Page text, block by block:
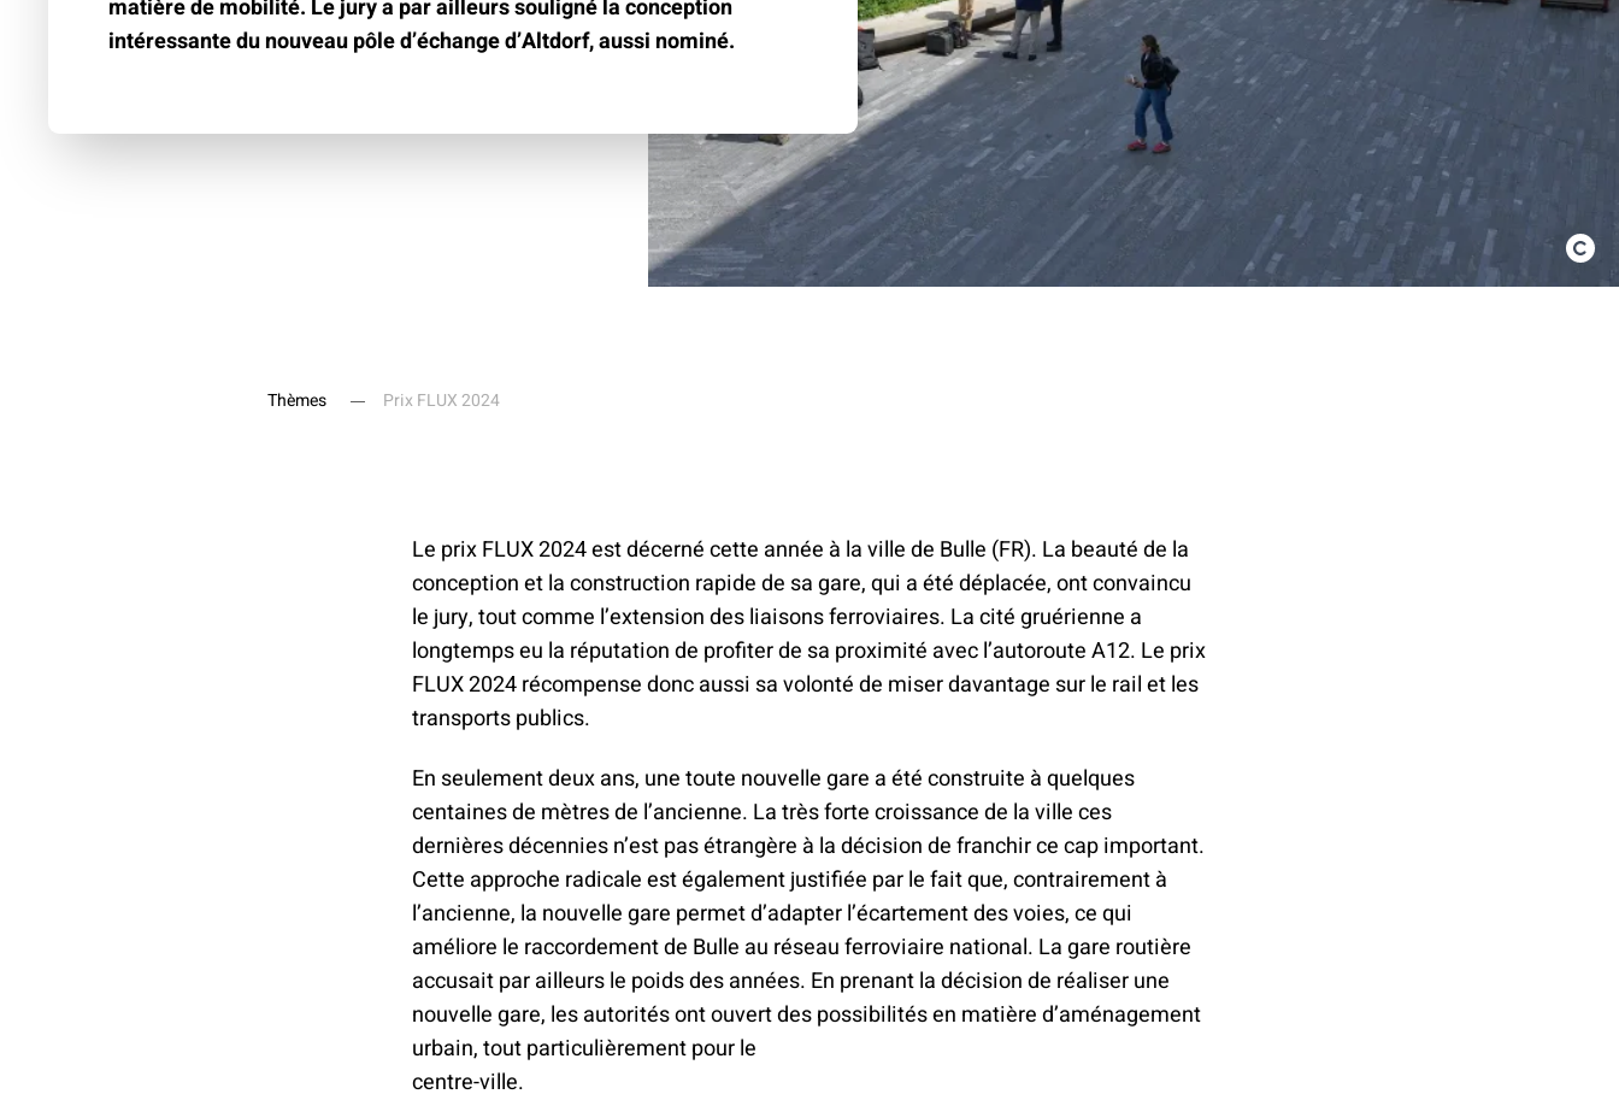
d'assurances
matière de mobilité. Le jury a par ailleurs souligné la conception
intéressante du nouveau pôle d’échange d’Altdorf, aussi nominé.
Thèmes Prix FLUX 2024
Le prix FLUX 2024 est décerné cette année à la ville de Bulle (FR). La beauté de la
conception et la construction rapide de sa gare, qui a été déplacée, ont convaincu
le jury, tout comme l’extension des liaisons ferroviaires. La cité gruérienne a
longtemps eu la réputation de profiter de sa proximité avec l’autoroute A12. Le prix
FLUX 2024 récompense donc aussi sa volonté de miser davantage sur le rail et les
transports publics.
En seulement deux ans, une toute nouvelle gare a été construite à quelques
centaines de mètres de l’ancienne. La très forte croissance de la ville ces
dernières décennies n’est pas étrangère à la décision de franchir ce cap important.
Cette approche radicale est également justifiée par le fait que, contrairement à
l’ancienne, la nouvelle gare permet d’adapter l’écartement des voies, ce qui
améliore le raccordement de Bulle au réseau ferroviaire national. La gare routière
accusait par ailleurs le poids des années. En prenant la décision de réaliser une
nouvelle gare, les autorités ont ouvert des possibilités en matière d’aménagement
urbain, tout particulièrement pour le
centre-ville.